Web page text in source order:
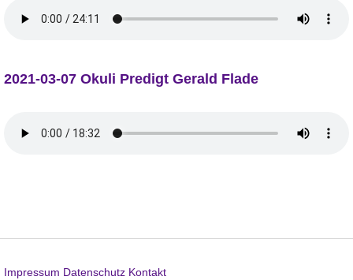
2021-03-07 Okuli Predigt Gerald Flade
Impressum Datenschutz Kontakt